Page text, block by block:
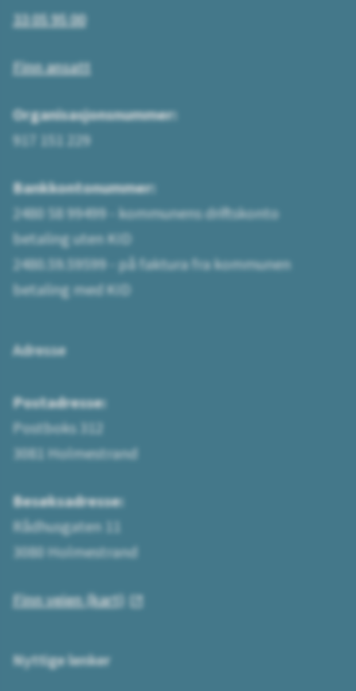
33 05 95 00
Finn ansatt
Organisasjonsnummer:
917 151 229
Bankkontonummer:
2480 58 99499 - kommunens driftskonto
betaling uten KID
2480.59.59599 - på faktura fra kommunen
betaling med KID
Adresse
Postadresse:
Postboks 312
3081 Holmestrand
Besøksadresse:
Rådhusgaten 11
3080 Holmestrand
Finn veien (kart)
Nyttige lenker